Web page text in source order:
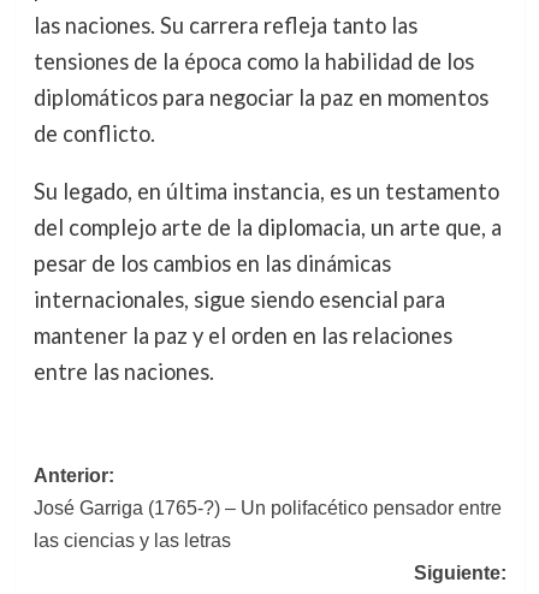
las naciones. Su carrera refleja tanto las
tensiones de la época como la habilidad de los
diplomáticos para negociar la paz en momentos
de conflicto.
Su legado, en última instancia, es un testamento
del complejo arte de la diplomacia, un arte que, a
pesar de los cambios en las dinámicas
internacionales, sigue siendo esencial para
mantener la paz y el orden en las relaciones
entre las naciones.
Navegación
de
Anterior:
José Garriga (1765-?) – Un polifacético pensador entre
las ciencias y las letras
Siguiente: